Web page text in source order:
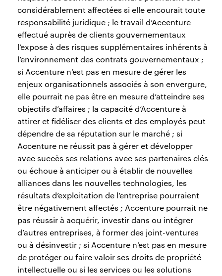
considérablement affectées si elle encourait toute
responsabilité juridique ; le travail d’Accenture
effectué auprès de clients gouvernementaux
l’expose à des risques supplémentaires inhérents à
l’environnement des contrats gouvernementaux ;
si Accenture n’est pas en mesure de gérer les
enjeux organisationnels associés à son envergure,
elle pourrait ne pas être en mesure d’atteindre ses
objectifs d’affaires ; la capacité d’Accenture à
attirer et fidéliser des clients et des employés peut
dépendre de sa réputation sur le marché ; si
Accenture ne réussit pas à gérer et développer
avec succès ses relations avec ses partenaires clés
ou échoue à anticiper ou à établir de nouvelles
alliances dans les nouvelles technologies, les
résultats d’exploitation de l’entreprise pourraient
être négativement affectés ; Accenture pourrait ne
pas réussir à acquérir, investir dans ou intégrer
d’autres entreprises, à former des joint-ventures
ou à désinvestir ; si Accenture n’est pas en mesure
de protéger ou faire valoir ses droits de propriété
intellectuelle ou si les services ou les solutions